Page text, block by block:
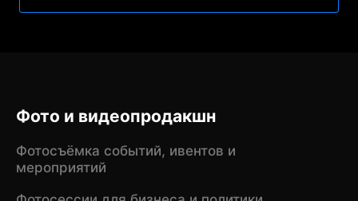
Фото и видеопродакшн
Фотосъёмка событий, ивентов и
мероприятий